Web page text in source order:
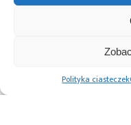
Polityka ciasteczek
o